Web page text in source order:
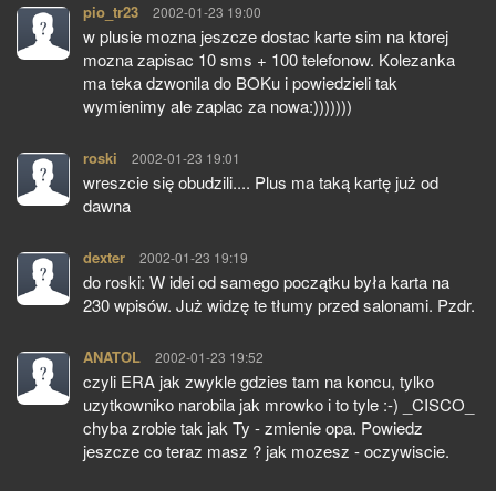
pio_tr23 pisze:
2002-01-23 19:00
w plusie mozna jeszcze dostac karte sim na ktorej
mozna zapisac 10 sms + 100 telefonow. Kolezanka
ma teka dzwonila do BOKu i powiedzieli tak
wymienimy ale zaplac za nowa:)))))))
roski pisze:
2002-01-23 19:01
wreszcie się obudzili.... Plus ma taką kartę już od
dawna
dexter pisze:
2002-01-23 19:19
do roski: W idei od samego początku była karta na
230 wpisów. Już widzę te tłumy przed salonami. Pzdr.
ANATOL pisze:
2002-01-23 19:52
czyli ERA jak zwykle gdzies tam na koncu, tylko
uzytkowniko narobila jak mrowko i to tyle :-) _CISCO_
chyba zrobie tak jak Ty - zmienie opa. Powiedz
jeszcze co teraz masz ? jak mozesz - oczywiscie.